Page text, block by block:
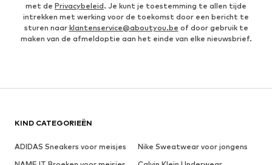
met de Privacybeleid. Je kunt je toestemming te allen tijde
intrekken met werking voor de toekomst door een bericht te
sturen naar klantenservice@aboutyou.be of door gebruik te
maken van de afmeldoptie aan het einde van elke nieuwsbrief.
KIND CATEGORIEËN
ADIDAS Sneakers voor meisjes
Nike Sweatwear voor jongens